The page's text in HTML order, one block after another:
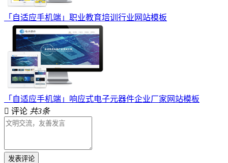
「自适应手机端」职业教育培训行业网站模板
「自适应手机端」响应式电子元器件企业厂家网站模板
评论 共3条
发表评论